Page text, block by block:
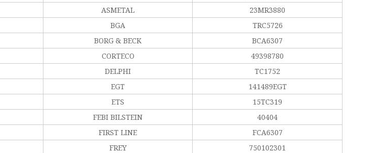
ASMETAL
23MR3880
BGA
TRC5726
BORG & BECK
BCA6307
CORTECO
49398780
DELPHI
TC1752
EGT
141489EGT
ETS
15TC319
FEBI BILSTEIN
40404
FIRST LINE
FCA6307
FREY
750102301